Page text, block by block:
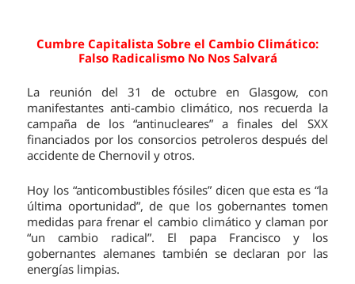
Cumbre Capitalista Sobre el Cambio Climático:
Falso Radicalismo No Nos Salvará
La reunión del 31 de octubre en Glasgow, con
manifestantes anti-cambio climático, nos recuerda la
campaña de los “antinucleares” a finales del SXX
financiados por los consorcios petroleros después del
accidente de Chernovil y otros.
Hoy los “anticombustibles fósiles” dicen que esta es “la
última oportunidad”, de que los gobernantes tomen
medidas para frenar el cambio climático y claman por
“un cambio radical”. El papa Francisco y los
gobernantes alemanes también se declaran por las
energías limpias.